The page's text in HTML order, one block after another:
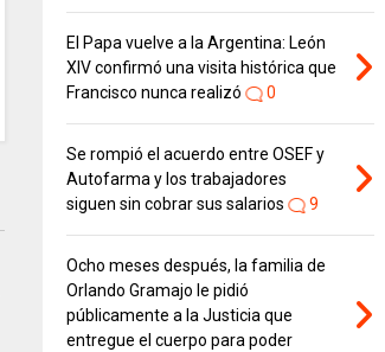
El Papa vuelve a la Argentina: León
XIV confirmó una visita histórica que
Francisco nunca realizó
0
Se rompió el acuerdo entre OSEF y
Autofarma y los trabajadores
siguen sin cobrar sus salarios
9
Ocho meses después, la familia de
Orlando Gramajo le pidió
públicamente a la Justicia que
entregue el cuerpo para poder